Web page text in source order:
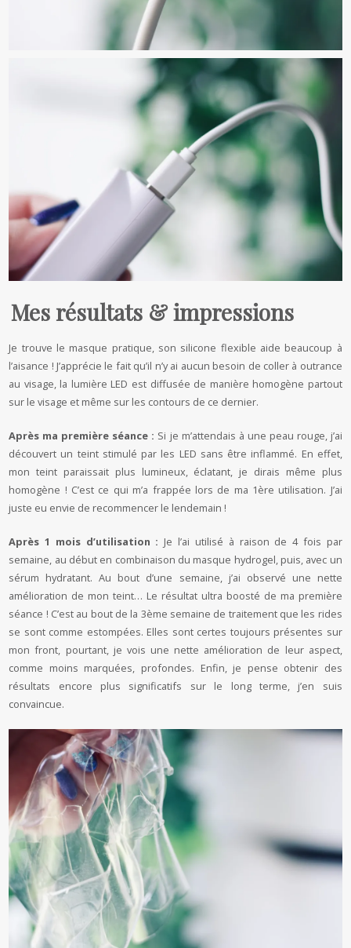
Mes résultats & impressions
Je trouve le masque pratique, son silicone flexible aide beaucoup à
l’aisance ! J’apprécie le fait qu’il n’y ai aucun besoin de coller à outrance
au visage, la lumière LED est diffusée de manière homogène partout
sur le visage et même sur les contours de ce dernier.
Après ma première séance : Si je m’attendais à une peau rouge, j’ai
découvert un teint stimulé par les LED sans être inflammé. En effet,
mon teint paraissait plus lumineux, éclatant, je dirais même plus
homogène ! C’est ce qui m’a frappée lors de ma 1ère utilisation. J’ai
juste eu envie de recommencer le lendemain !
Après 1 mois d’utilisation : Je l’ai utilisé à raison de 4 fois par
semaine, au début en combinaison du masque hydrogel, puis, avec un
sérum hydratant. Au bout d’une semaine, j’ai observé une nette
amélioration de mon teint… Le résultat ultra boosté de ma première
séance ! C’est au bout de la 3ème semaine de traitement que les rides
se sont comme estompées. Elles sont certes toujours présentes sur
mon front, pourtant, je vois une nette amélioration de leur aspect,
comme moins marquées, profondes. Enfin, je pense obtenir des
résultats encore plus significatifs sur le long terme, j’en suis
convaincue.